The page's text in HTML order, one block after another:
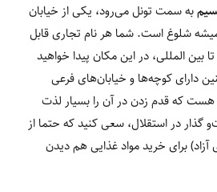
به سمت تونل می‌رود، یکی از خیابان
شلوغ است. شما هر نام تجاری قابل
بین المللی، در این مکان پیدا خواهید
دارای کوچه‌ها و خیابان‌های فرعی
که قدم زدن در آن را بسیار لذت
در استقلال، سعی کنید که حتما از
آزاد) برای خرید مواد غذایی هم دیدن